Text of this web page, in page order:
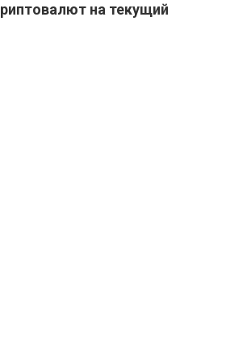
на текущий